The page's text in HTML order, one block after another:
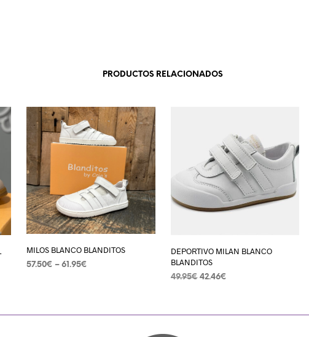
PRODUCTOS RELACIONADOS
MILOS BLANCO BLANDITOS
57.50€ – 61.95€
DEPORTIVO MILAN BLANCO
BLANDITOS
49.95€ 42.46€